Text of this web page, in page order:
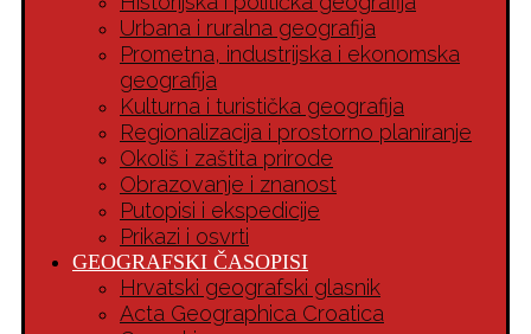
Urbana i ruralna geografija
Prometna, industrijska i ekonomska
geografija
Kulturna i turistička geografija
Regionalizacija i prostorno planiranje
Okoliš i zaštita prirode
Obrazovanje i znanost
Putopisi i ekspedicije
Prikazi i osvrti
GEOGRAFSKI ČASOPISI
Hrvatski geografski glasnik
Acta Geographica Croatica